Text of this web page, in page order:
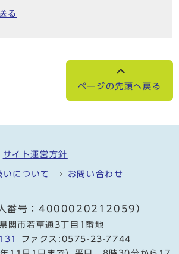
る
ページの先頭へ戻る
サイト運営方針
いについて お問い合わせ
人番号：4000020212059）
関市若草通3丁目1番地
ファクス:0575-23-7744